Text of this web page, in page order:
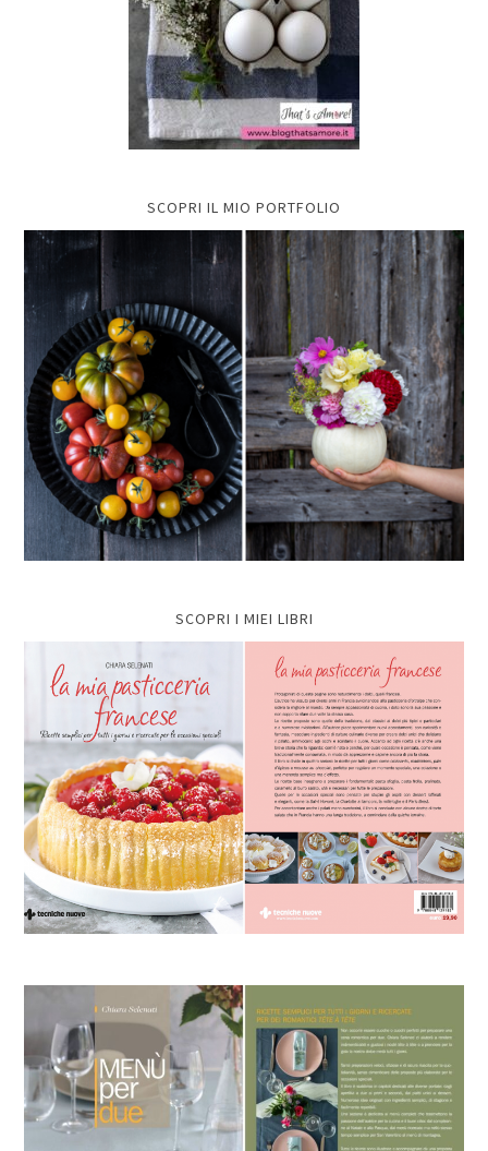
SCOPRI IL MIO PORTFOLIO
SCOPRI I MIEI LIBRI